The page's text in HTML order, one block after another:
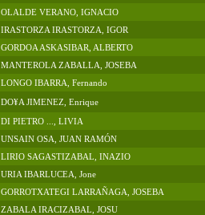
OLALDE VERANO, IGNACIO
IRASTORZA IRASTORZA, IGOR
GORDOA ASKASIBAR, ALBERTO
MANTEROLA ZABALLA, JOSEBA
LONGO IBARRA, Fernando
DO¥A JIMENEZ, Enrique
DI PIETRO ..., LIVIA
UNSAIN OSA, JUAN RAMÓN
LIRIO SAGASTIZABAL, INAZIO
URIA IBARLUCEA, Jone
GORROTXATEGI LARRAÑAGA, JOSEBA
ZABALA IRACIZABAL, JOSU